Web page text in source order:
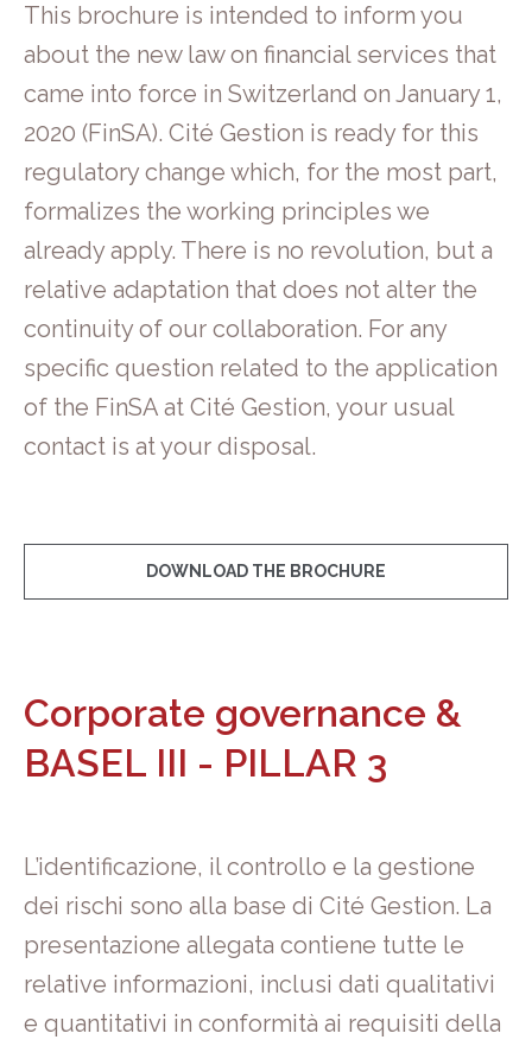
This brochure is intended to inform you
about the new law on financial services that
came into force in Switzerland on January 1,
2020 (FinSA). Cité Gestion is ready for this
regulatory change which, for the most part,
formalizes the working principles we
already apply. There is no revolution, but a
relative adaptation that does not alter the
continuity of our collaboration. For any
specific question related to the application
of the FinSA at Cité Gestion, your usual
contact is at your disposal.
DOWNLOAD THE BROCHURE
Corporate governance &
BASEL III - PILLAR 3
L’identificazione, il controllo e la gestione
dei rischi sono alla base di Cité Gestion. La
presentazione allegata contiene tutte le
relative informazioni, inclusi dati qualitativi
e quantitativi in conformità ai requisiti della